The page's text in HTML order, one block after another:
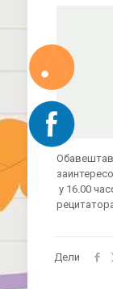
у 16.00
Дели